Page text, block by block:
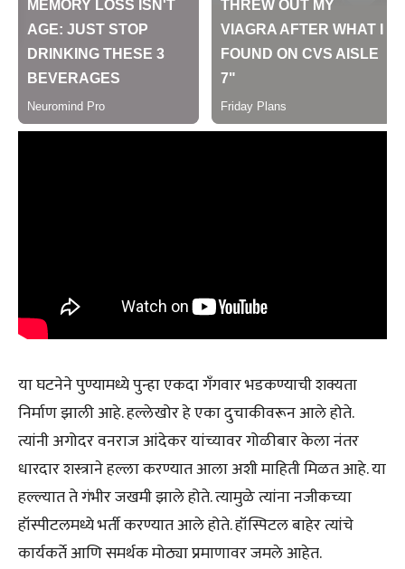
या घटनेने पुण्यामध्ये पुन्हा एकदा गँगवार भडकण्याची शक्यता
निर्माण झाली आहे. हल्लेखोर हे एका दुचाकीवरून आले होते.
त्यांनी अगोदर वनराज आंदेकर यांच्यावर गोळीबार केला नंतर
धारदार शस्त्राने हल्ला करण्यात आला अशी माहिती मिळत आहे. या
हल्ल्यात ते गंभीर जखमी झाले होते. त्यामुळे त्यांना नजीकच्या
हॉस्पीटलमध्ये भर्ती करण्यात आले होते. हॉस्पिटल बाहेर त्यांचे
कार्यकर्ते आणि समर्थक मोठ्या प्रमाणावर जमले आहेत.